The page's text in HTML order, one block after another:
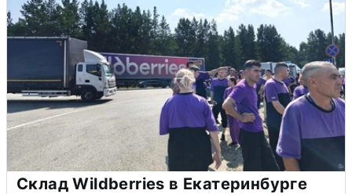
Склад Wildberries в Екатеринбурге